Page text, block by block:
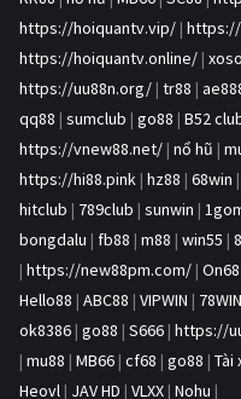
https://hoiquantv.vip/ |
https://hoiquantv.online/ |
https://uu88n.org/ | tr88 |
qq88 | sumclub | go88 | B52
https://vnew88.net/ | nổ hũ |
https://hi88.pink | hz88 | 68win |
hitclub | 789club | sunwin |
bongdalu | fb88 | m88 | win55 |
| https://new88pm.com/ | On68
Hello88 | ABC88 | VIPWIN | 78WIN
ok8386 | go88 | S666 | https://
| mu88 | MB66 | cf68 | go88 | Tài
Heovl | JAV HD | VLXX | Nohu |